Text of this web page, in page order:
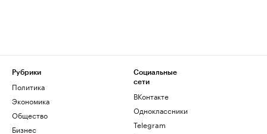
Рубрики
Политика
Экономика
Общество
Бизнес
Социальные
сети
ВКонтакте
Одноклассники
Telegram